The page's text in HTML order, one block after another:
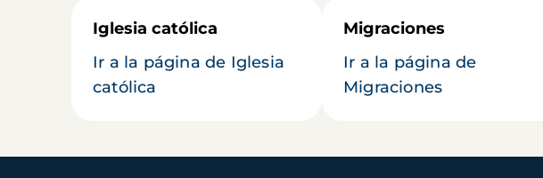
Iglesia católica
Ir a la página de Iglesia
católica
Migraciones
Ir a la página de
Migraciones